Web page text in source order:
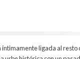
ligada al